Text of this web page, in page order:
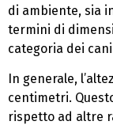
di ambiente, sia
termini di
categoria dei
In generale,
centimetri.
rispetto ad altre